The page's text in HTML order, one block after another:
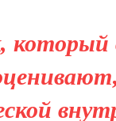
который